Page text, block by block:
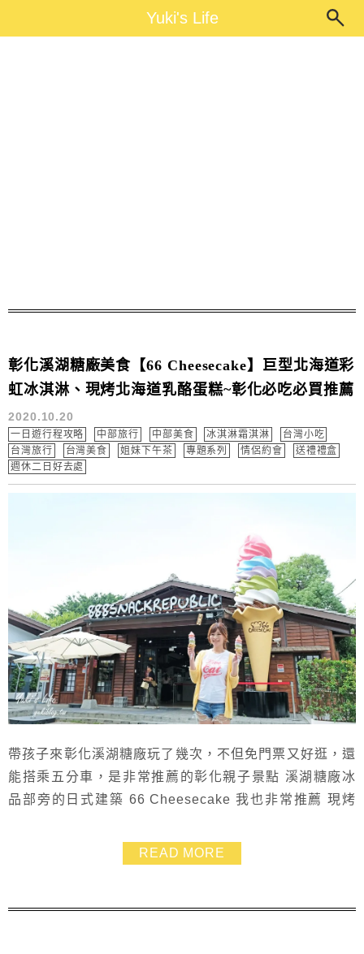
Yuki's LifeYuki's Life
彰化溪湖糖廠美食【66 Cheesecake】巨型北海道彩
虹冰淇淋、現烤北海道乳酪蛋糕~彰化必吃必買推薦
2020.10.20
一日遊行程攻略 中部旅行 中部美食 冰淇淋霜淇淋
台灣小吃
台灣旅行
台灣美食 姐妹下午茶 專題系列 情侶約會
送禮禮盒
週休二日好去處
帶孩子來彰化溪湖糖廠玩了幾次，不但免門票又好逛，還
能搭乘五分車，是非常推薦的彰化親子景點 溪湖糖廠冰
品部旁的日式建築 66 Cheesecake 我也非常推薦 現烤
新推出巨型北海道彩霜淇淋，實在是有夠吸睛，說什麼也
為了它而再衝一次！ 重點是來訪還能免費品嚐咖啡、吃
READ MORE